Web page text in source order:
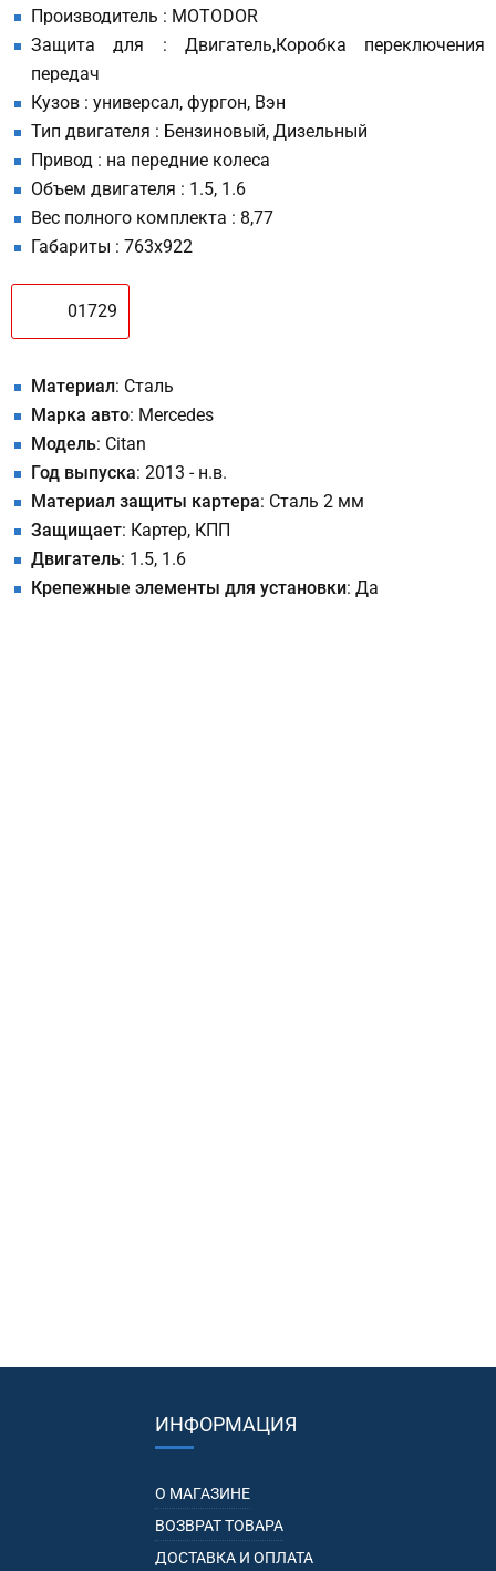
Производитель : MOTODOR
Защита для : Двигатель,Коробка переключения
передач
Кузов : универсал, фургон, Вэн
Тип двигателя : Бензиновый, Дизельный
Привод : на передние колеса
Объем двигателя : 1.5, 1.6
Вес полного комплекта : 8,77
Габариты : 763х922
01729
Материал: Сталь
Марка авто: Mercedes
Модель: Citan
Год выпуска: 2013 - н.в.
Материал защиты картера: Сталь 2 мм
Защищает: Картер, КПП
Двигатель: 1.5, 1.6
Крепежные элементы для установки: Да
ИНФОРМАЦИЯ
О МАГАЗИНЕ
ВОЗВРАТ ТОВАРА
ДОСТАВКА И ОПЛАТА